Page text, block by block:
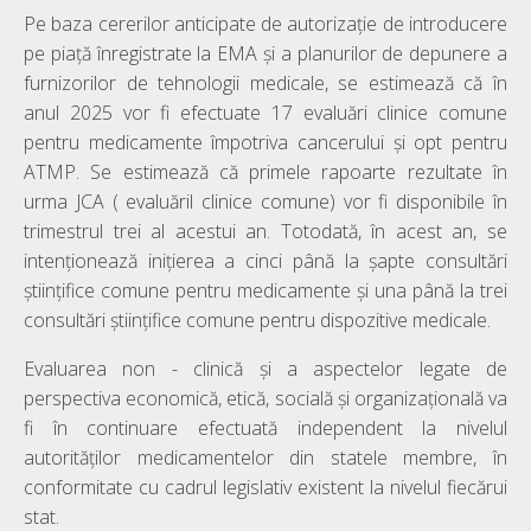
Pe baza cererilor anticipate de autorizație de introducere
pe piață înregistrate la EMA și a planurilor de depunere a
furnizorilor de tehnologii medicale, se estimează că în
anul 2025 vor fi efectuate 17 evaluări clinice comune
pentru medicamente împotriva cancerului și opt pentru
ATMP. Se estimează că primele rapoarte rezultate în
urma JCA ( evaluăril clinice comune) vor fi disponibile în
trimestrul trei al acestui an. Totodată, în acest an, se
intenționează inițierea a cinci până la șapte consultări
științifice comune pentru medicamente și una până la trei
consultări științifice comune pentru dispozitive medicale.
Evaluarea non - clinică și a aspectelor legate de
perspectiva economică, etică, socială și organizațională va
fi în continuare efectuată independent la nivelul
autorităților medicamentelor din statele membre, în
conformitate cu cadrul legislativ existent la nivelul fiecărui
stat.